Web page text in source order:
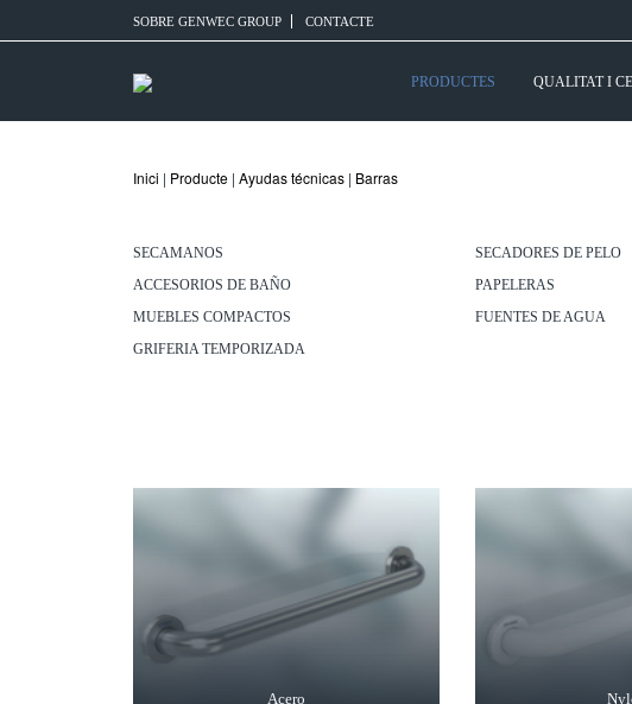
SOBRE GENWEC GROUP CONTACTE
PRODUCTES QUALITAT I
Inici | Producte | Ayudas técnicas | Barras
SECAMANOS SECADORES DE PELO
ACCESORIOS DE BAÑO
PAPELERAS
MUEBLES COMPACTOS
FUENTES DE AGUA
GRIFERIA TEMPORIZADA
Acero